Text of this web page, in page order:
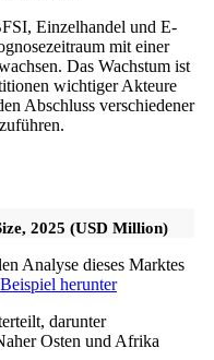
Einzelhandel und E-
mit einer
Das Wachstum ist
wichtiger Akteure
Abschluss verschiedener
2025 (USD Million)
Analyse dieses Marktes
herunter
darunter
Osten und Afrika